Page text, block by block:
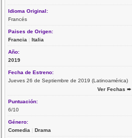
Idioma Original:
Francés
Paises de Origen:
Francia |Italia
Año:
2019
Fecha de Estreno:
Jueves 26 de Septiembre de 2019 (Latinoamérica)
Ver Fechas ➨
Puntuación:
6/10
Género:
Comedia |Drama